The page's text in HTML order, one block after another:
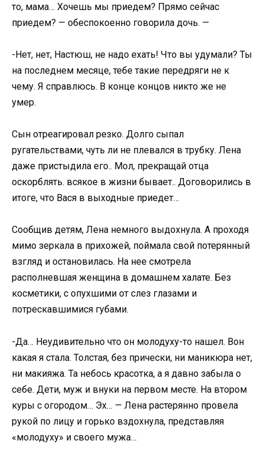
то, мама… Хочешь мы приедем? Прямо сейчас
приедем? — обеспокоенно говорила дочь. —
-Нет, нет, Настюш, не надо ехать! Что вы удумали? Ты
на последнем месяце, тебе такие передряги не к
чему. Я справлюсь. В конце концов никто же не
умер.
Cын отреагировал резко. Долго сыпал
ругательствами, чуть ли не плевался в трубку. Лена
даже пристыдила его.. Мол, прекращай отца
оскорблять. всякое в жизни бывает.. Договорились в
итоге, что Вася в выходные приедет…
Сообщив детям, Лена немного выдохнула. А проходя
мимо зеркала в прихожей, поймала свой потерянный
взгляд и остановилась. На нее смотрела
располневшая женщина в домашнем халате. Без
косметики, с опухшими от слез глазами и
потрескавшимися губами.
-Да… Неудивительно что он молодуху-то нашел. Вон
какая я стала. Толстая, без прически, ни маникюра нет,
ни макияжа. Та небось красотка, а я давно забыла о
себе. Дети, муж и внуки на первом месте. На втором
куры с огородом… Эх… — Лена растерянно провела
рукой по лицу и горько вздохнула, представляя
«молодуху» и своего мужа…